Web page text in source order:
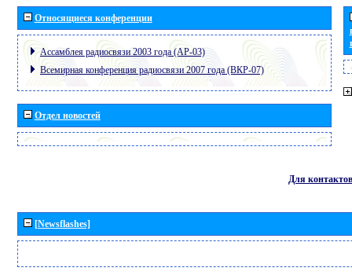
Относящиеся конференции
Ассамблея радиосвязи 2003 года (АР-03)
Всемирная конференция радиосвязи 2007 года (ВКР-07)
Отдел новостей
Для контактов
[Newsflashes]